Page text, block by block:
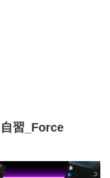
習_Force